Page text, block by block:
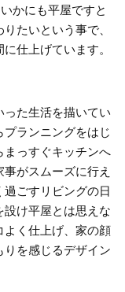
かにも平屋ですと
たいという事で、
仕上げています。
た生活を描いてい
ランニングをはじ
っすぐキッチンへ
がスムーズに行え
ごすリビングの日
け平屋とは思えな
く仕上げ、家の顔
を感じるデザイン